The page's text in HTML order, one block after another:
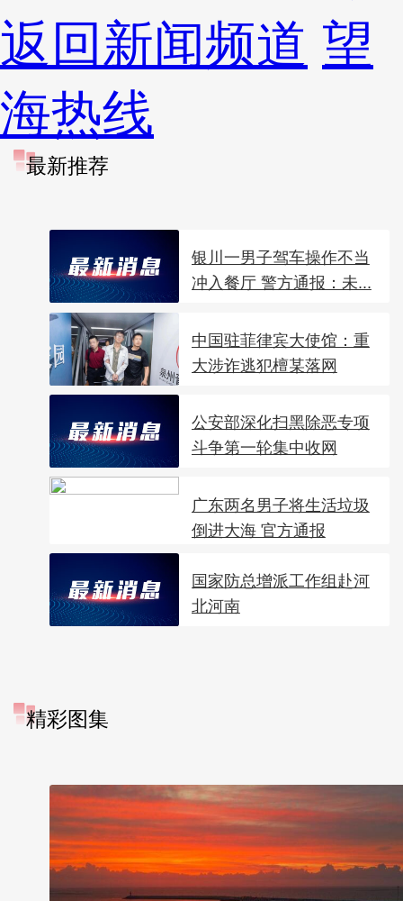
返回新闻频道 望
海热线
最新推荐
银川一男子驾车操作不当
冲入餐厅 警方通报：未...
中国驻菲律宾大使馆：重
大涉诈逃犯檀某落网
公安部深化扫黑除恶专项
斗争第一轮集中收网
广东两名男子将生活垃圾
倒进大海 官方通报
国家防总增派工作组赴河
北河南
精彩图集